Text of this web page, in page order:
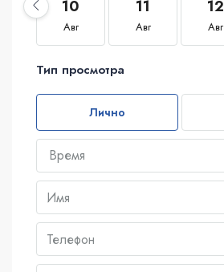
10
Авг
11
Авг
12
Авг
Тип просмотра
Лично
Время